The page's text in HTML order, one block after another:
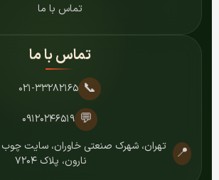
تماس با ما
تماس با ما
📞 ۰۲۱-۳۳۲۸۲۱۶۵
💬 ۰۹۱۲۰۲۴۶۵۱۹
📍
تهران، شهرک صنعتی خاوران، سایت چوب
نارون، پلاک ۷۲۰۴